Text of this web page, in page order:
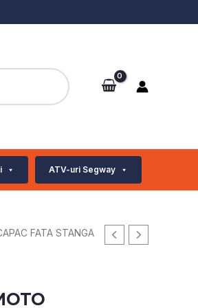
ATV-uri Segway
FATA STANGA